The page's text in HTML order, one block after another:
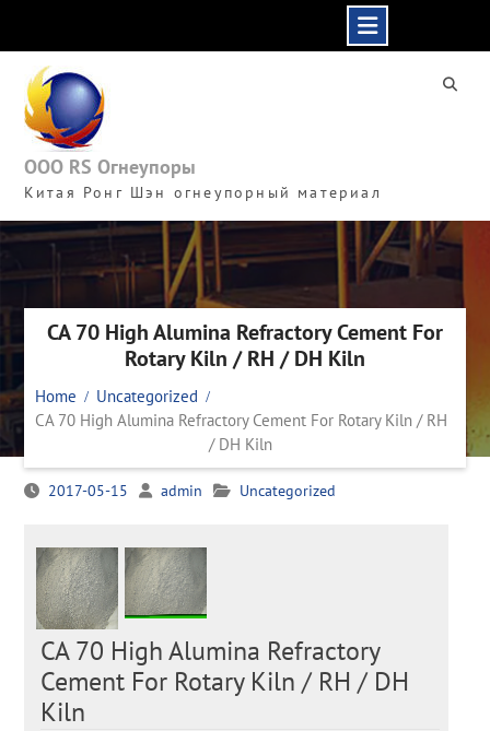
content
ООО RS Огнеупоры
Китая Ронг Шэн огнеупорный материал
CA 70 High Alumina Refractory Cement For
Rotary Kiln / RH / DH Kiln
Home
Uncategorized
CA 70 High Alumina Refractory Cement For Rotary Kiln / RH
/ DH Kiln
2017-05-15 admin Uncategorized
CA 70 High Alumina Refractory
Cement For Rotary Kiln / RH / DH
Kiln